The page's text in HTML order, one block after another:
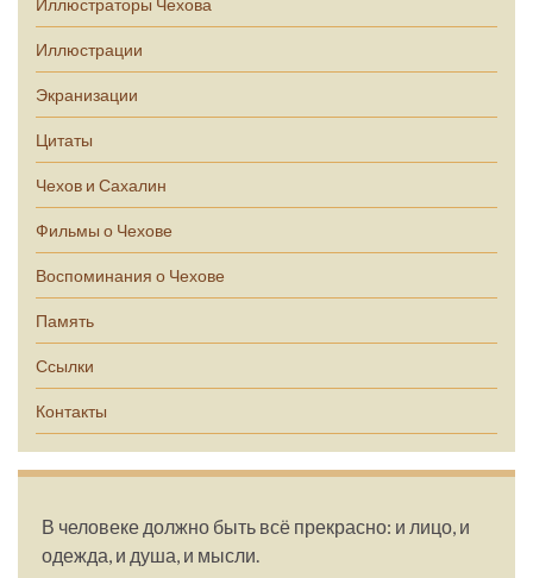
Иллюстраторы Чехова
Иллюстрации
Экранизации
Цитаты
Чехов и Сахалин
Фильмы о Чехове
Воспоминания о Чехове
Память
Ссылки
Контакты
В человеке должно быть всё прекрасно: и лицо, и
одежда, и душа, и мысли.